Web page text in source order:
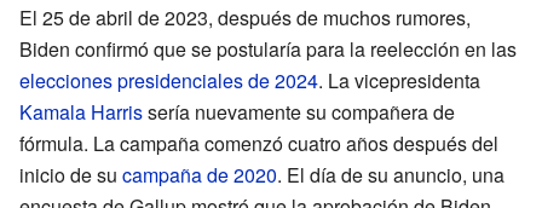
El 25 de abril de 2023, después de muchos rumores,
Biden confirmó que se postularía para la reelección en las
elecciones presidenciales de 2024. La vicepresidenta
Kamala Harrissería nuevamente su compañera de
fórmula. La campaña comenzó cuatro años después del
inicio de su campaña de 2020. El día de su anuncio, una